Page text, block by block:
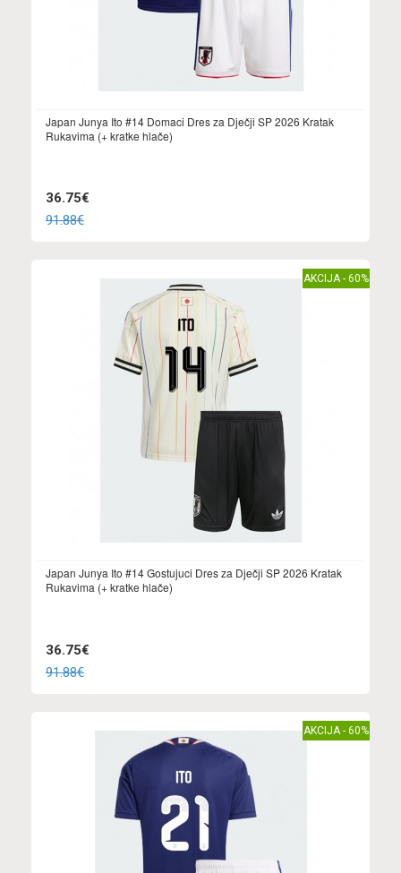
Japan Junya Ito #14 Domaci Dres za Dječji SP 2026 Kratak
Rukavima (+ kratke hlače)
36.75€
91.88€
AKCIJA - 60%
Japan Junya Ito #14 Gostujuci Dres za Dječji SP 2026 Kratak
Rukavima (+ kratke hlače)
36.75€
91.88€
AKCIJA - 60%